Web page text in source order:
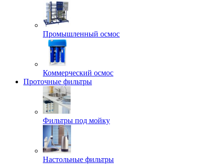
Промышленный осмос
Коммерческий осмос
Проточные фильтры
Фильтры под мойку
Настольные фильтры